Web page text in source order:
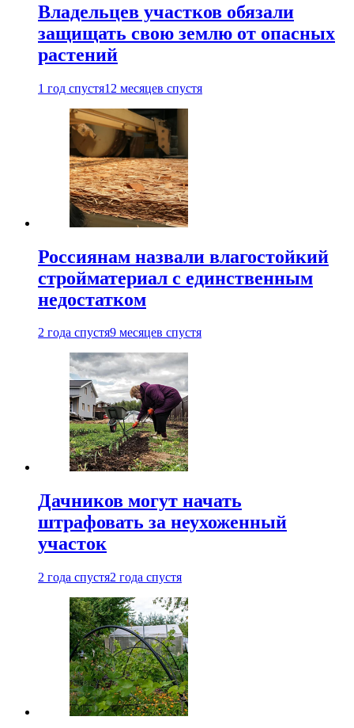
Владельцев участков обязали
защищать свою землю от опасных
растений
1 год спустя12 месяцев спустя
Россиянам назвали влагостойкий
стройматериал с единственным
недостатком
2 года спустя9 месяцев спустя
Дачников могут начать
штрафовать за неухоженный
участок
2 года спустя2 года спустя